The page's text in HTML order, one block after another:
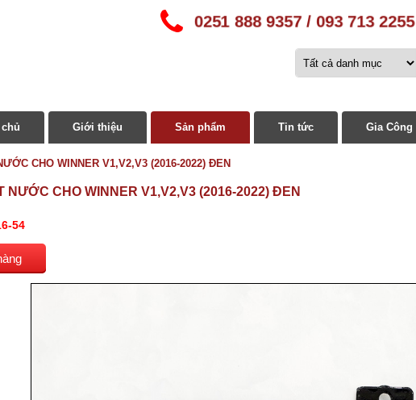
0251 888 9357 / 093 713 2255
Giới thiệu Sản phẩm Tin tức Gia Công
CHO WINNER V1,V2,V3 (2016-2022) ĐEN
NƯỚC CHO WINNER V1,V2,V3 (2016-2022) ĐEN
54